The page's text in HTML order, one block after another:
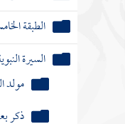
الطبقة
السيرة
مولد
ذكر